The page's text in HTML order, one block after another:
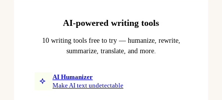
AI-powered writing tools
10 writing tools free to try — humanize, rewrite,
summarize, translate, and more.
AI Humanizer
Make AI text undetectable